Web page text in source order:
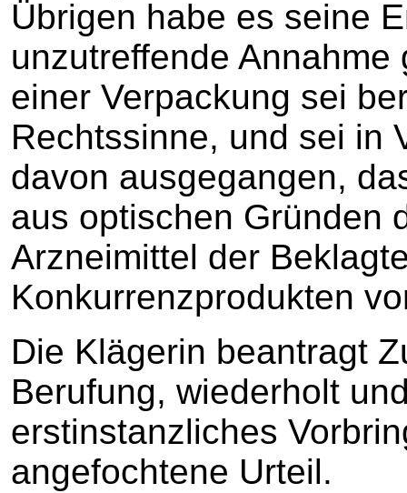
Übrigen habe es seine
unzutreffende
einer Verpackung sei
Rechtssinne, und sei in
davon ausgegangen,
aus optischen Gründen
Arzneimittel der
Konkurrenzprodukten
Die Klägerin beantragt
Berufung, wiederholt
erstinstanzliches
angefochtene Urteil.